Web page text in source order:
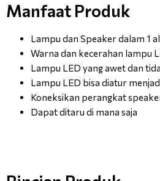
Manfaat Produk
Lampu dan Speaker dalam 1
Warna dan kecerahan lampu
Lampu LED yang awet dan
Lampu LED bisa diatur
Koneksikan perangkat
Dapat ditaru di mana saja